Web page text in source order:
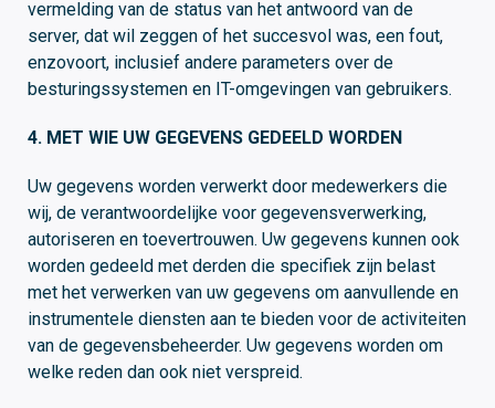
vermelding van de status van het antwoord van de
server, dat wil zeggen of het succesvol was, een fout,
enzovoort, inclusief andere parameters over de
besturingssystemen en IT-omgevingen van gebruikers.
4. MET WIE UW GEGEVENS GEDEELD WORDEN
Uw gegevens worden verwerkt door medewerkers die
wij, de verantwoordelijke voor gegevensverwerking,
autoriseren en toevertrouwen. Uw gegevens kunnen ook
worden gedeeld met derden die specifiek zijn belast
met het verwerken van uw gegevens om aanvullende en
instrumentele diensten aan te bieden voor de activiteiten
van de gegevensbeheerder. Uw gegevens worden om
welke reden dan ook niet verspreid.